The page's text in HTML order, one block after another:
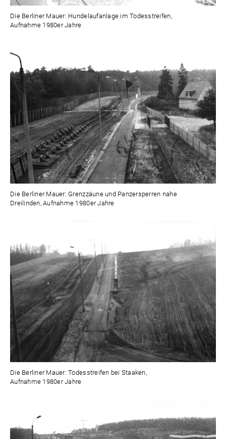
Die Berliner Mauer: Hundelaufanlage im Todesstreifen,
Aufnahme 1980er Jahre
Die Berliner Mauer: Grenzzäune und Panzersperren nahe
Dreilinden, Aufnahme 1980er Jahre
Die Berliner Mauer: Todesstreifen bei Staaken,
Aufnahme 1980er Jahre